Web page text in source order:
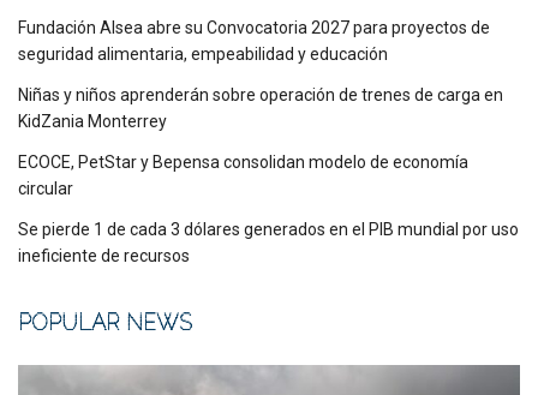
Fundación Alsea abre su Convocatoria 2027 para proyectos de
seguridad alimentaria, empeabilidad y educación
Niñas y niños aprenderán sobre operación de trenes de carga en
KidZania Monterrey
ECOCE, PetStar y Bepensa consolidan modelo de economía
circular
Se pierde 1 de cada 3 dólares generados en el PIB mundial por uso
ineficiente de recursos
POPULAR NEWS